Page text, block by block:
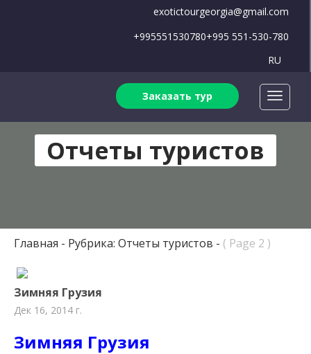
exotictourgeorgia@gmail.com
+995551530780+995 551-530-780
RU
Заказать тур
Отчеты туристов
Главная Рубрика: Отчеты туристов ( Page 2 )
Зимняя Грузия
Дек 16, 2014 г.
Зимняя Грузия